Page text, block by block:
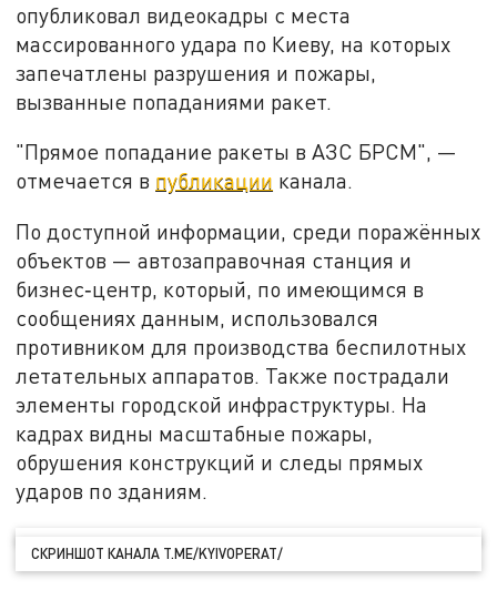
опубликовал видеокадры с места
массированного удара по Киеву, на которых
запечатлены разрушения и пожары,
вызванные попаданиями ракет.
"Прямое попадание ракеты в АЗС БРСМ", —
отмечается в публикации канала.
По доступной информации, среди поражённых
объектов — автозаправочная станция и
бизнес‑центр, который, по имеющимся в
сообщениях данным, использовался
противником для производства беспилотных
летательных аппаратов. Также пострадали
элементы городской инфраструктуры. На
кадрах видны масштабные пожары,
обрушения конструкций и следы прямых
ударов по зданиям.
СКРИНШОТ КАНАЛА T.ME/KYIVOPERAT/